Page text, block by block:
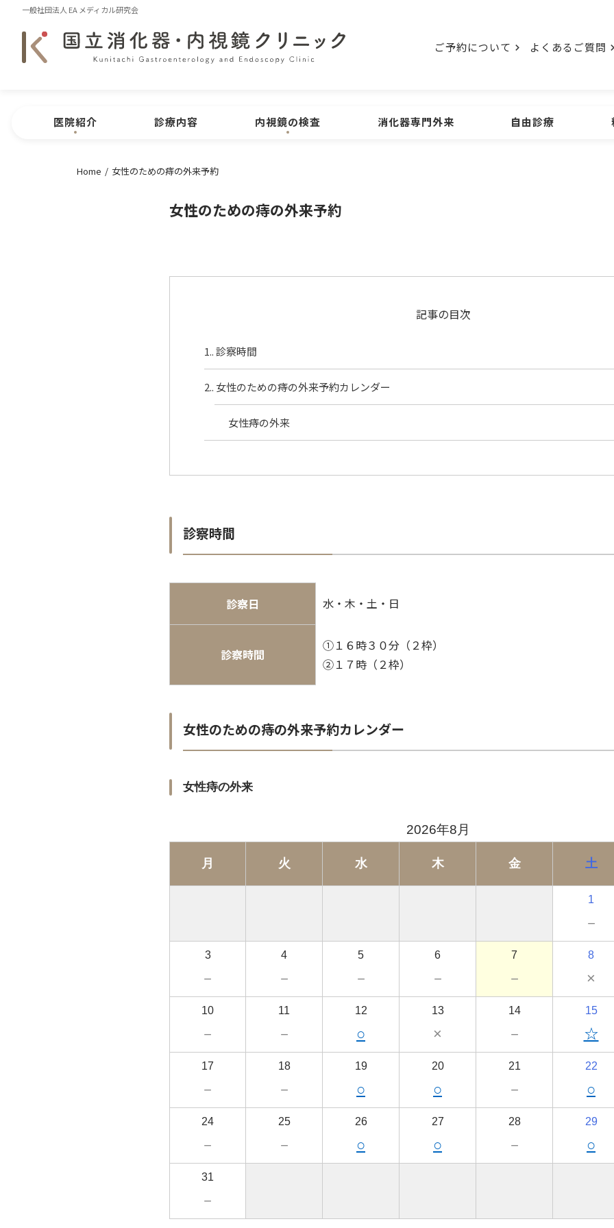
一般社団法人 EA メディカル研究会
よくあるご質問
ご予約について
医院紹介
院長紹介
診療時間
問診表のダウンロード
診療内容 内視鏡の検査 消化器専門外来 自由診療
Home 女性のための痔の外来予約
女性のための痔の外来予約
記事の目次
1. 診察時間
2. 女性のための痔の外来予約カレンダー
女性痔の外来
診察時間
診察日 水・木・土・日
診察時間
①１６時３０分（２枠）
②１７時（２枠）
女性のための痔の外来予約カレンダー
女性痔の外来
2026年8月
月 火 水 木 金 土
1
－
3
－
4
－
5
－
6
－
7
－
8
×
10
－
11
－
12
○
13
×
14
－
15
☆
17
－
18
－
19
○
20
○
21
－
22
○
24
－
25
－
26
○
27
○
28
－
29
○
31
－